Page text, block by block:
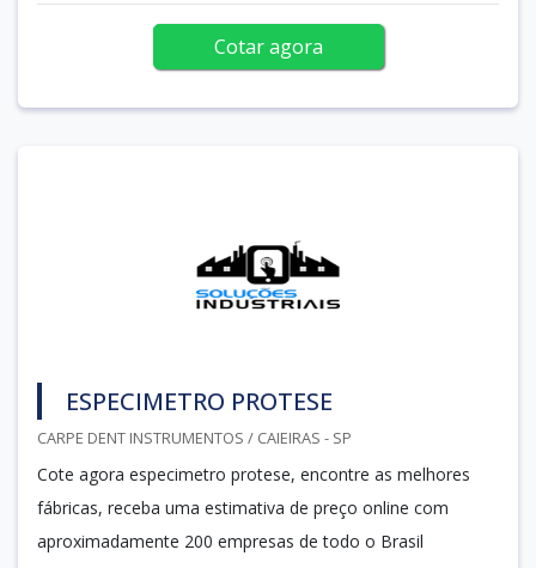
Cotar agora
ESPECIMETRO PROTESE
CARPE DENT INSTRUMENTOS / CAIEIRAS - SP
Cote agora especimetro protese, encontre as melhores
fábricas, receba uma estimativa de preço online com
aproximadamente 200 empresas de todo o Brasil